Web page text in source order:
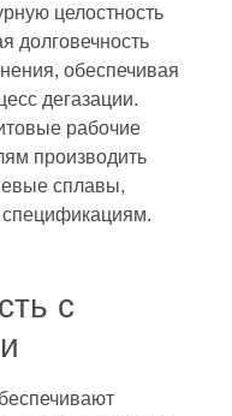
целостность
долговечность
обеспечивая
дегазации.
рабочие
производить
сплавы,
с